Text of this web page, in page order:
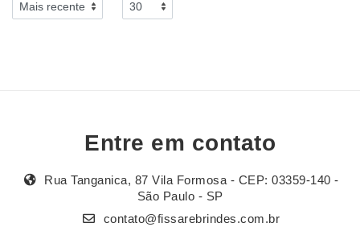
Entre em contato
Rua Tanganica, 87 Vila Formosa - CEP: 03359-140 -
São Paulo - SP
contato@fissarebrindes.com.br